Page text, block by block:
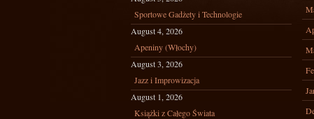
Sportowe Gadżety i Technologie
August 4, 2026
Apeniny (Włochy)
August 3, 2026
Jazz i Improwizacja
August 1, 2026
Książki z Całego Świata